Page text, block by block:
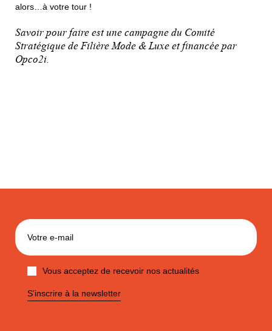
alors…à votre tour !
Savoir pour faire est une campagne du Comité
Stratégique de Filière Mode & Luxe et financée par
Opco2i.
Vous acceptez de recevoir nos actualités
S'inscrire à la newsletter